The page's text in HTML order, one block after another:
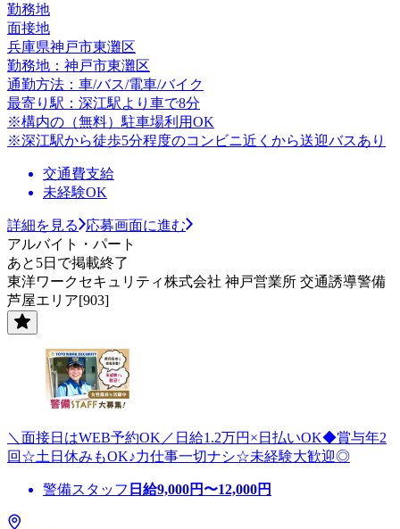
勤務地
面接地
兵庫県神戸市東灘区
勤務地：神戸市東灘区
通勤方法：車/バス/電車/バイク
最寄り駅：深江駅より車で8分
※構内の（無料）駐車場利用OK
※深江駅から徒歩5分程度のコンビニ近くから送迎バスあり
交通費支給
未経験OK
詳細を見る
応募画面に進む
アルバイト・パート
あと5日で掲載終了
東洋ワークセキュリティ株式会社 神戸営業所 交通誘導警備
芦屋エリア[903]
＼面接日はWEB予約OK／日給1.2万円×日払いOK◆賞与年2
回☆土日休みもOK♪力仕事一切ナシ☆未経験大歓迎◎
警備スタッフ 日給9,000円〜12,000円